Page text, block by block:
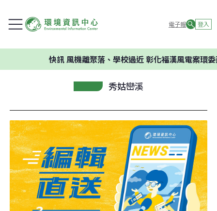
電子報 登入
風機離聚落、學校過近 彰化福漢風電案環委建議
秀姑巒溪